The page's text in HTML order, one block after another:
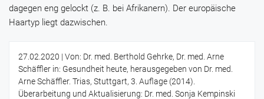
dagegen eng gelockt (z. B. bei Afrikanern). Der europäische
Haartyp liegt dazwischen.
27.02.2020 | Von: Dr. med. Berthold Gehrke, Dr. med. Arne
Schäffler in: Gesundheit heute, herausgegeben von Dr. med.
Arne Schäffler. Trias, Stuttgart, 3. Auflage (2014).
Überarbeitung und Aktualisierung: Dr. med. Sonja Kempinski